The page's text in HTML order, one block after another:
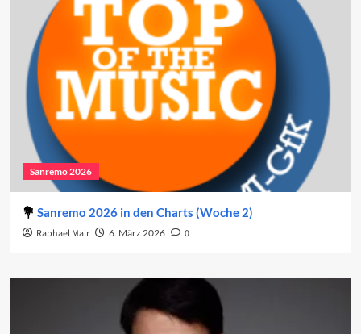
Sanremo 2026
Sanremo 2026 in den Charts (Woche 2)
Raphael Mair 6. März 2026 0